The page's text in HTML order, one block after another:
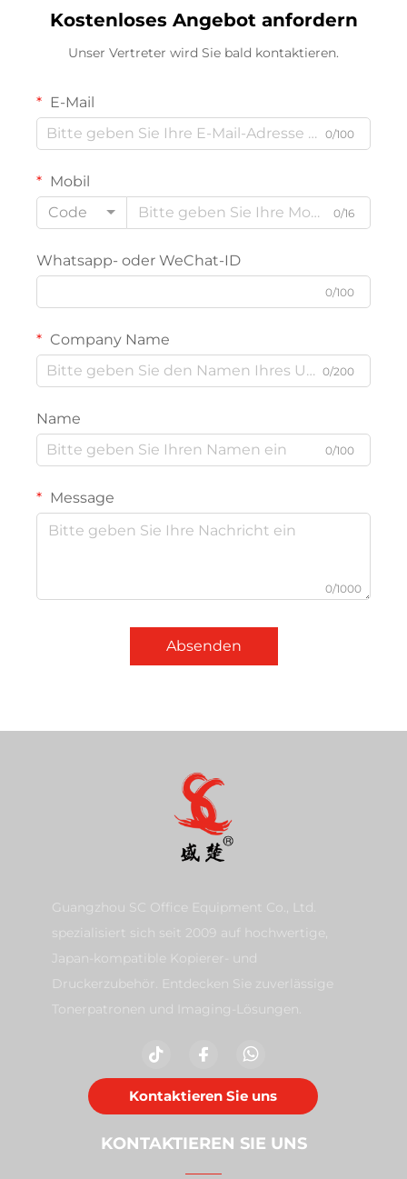
Kostenloses Angebot anfordern
Unser Vertreter wird Sie bald kontaktieren.
E-Mail
0/100
Mobil
Code
0/16
Whatsapp- oder WeChat-ID
0/100
Company Name
0/200
Name
0/100
Message
0/1000
Absenden
Guangzhou SC Office Equipment Co., Ltd.
spezialisiert sich seit 2009 auf hochwertige,
Japan-kompatible Kopierer- und
Druckerzubehör. Entdecken Sie zuverlässige
Tonerpatronen und Imaging-Lösungen.
Kontaktieren Sie uns
KONTAKTIEREN SIE UNS